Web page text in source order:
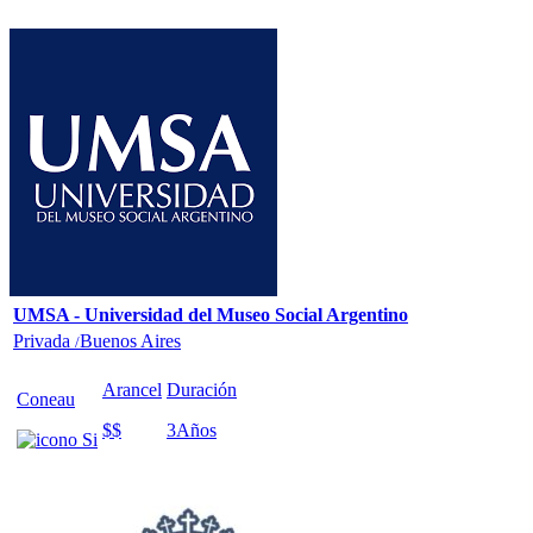
UMSA - Universidad del Museo Social Argentino
Privada /Buenos Aires
Coneau
Arancel
$$
Duración
3Años